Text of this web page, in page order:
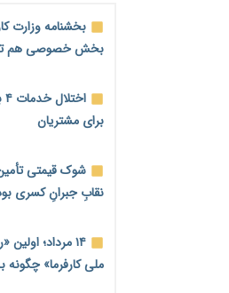
صادرات مرغ
شیر صنعتی
نسخه قطعه‌سازان
تجارت خارجی
بخشنامه وزارت
بخش خصوصی هم
برای مشتریان
شوک قیمتی تأمین
نقابِ جبرانِ کسری
۱۴ مرداد؛
ملی کارفرما»